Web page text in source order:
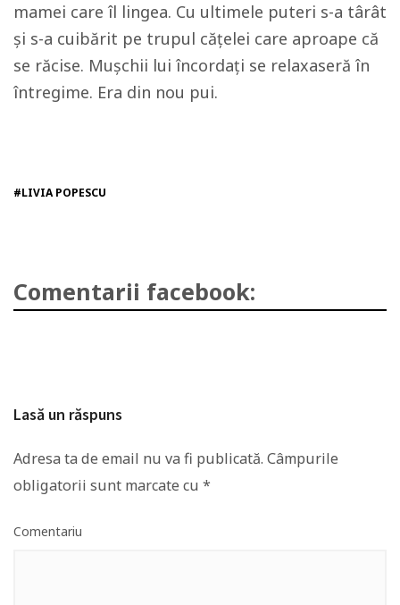
mamei care îl lingea. Cu ultimele puteri s-a târât
și s-a cuibărit pe trupul cățelei care aproape că
se răcise. Mușchii lui încordați se relaxaseră în
întregime. Era din nou pui.
#LIVIA POPESCU
Comentarii facebook:
Lasă un răspuns
Adresa ta de email nu va fi publicată. Câmpurile
obligatorii sunt marcate cu *
Comentariu